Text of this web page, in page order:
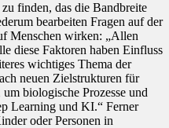
finden, das die Bandbreite
bearbeiten Fragen auf der
Menschen wirken: „Allen
diese Faktoren haben Einfluss
wichtiges Thema der
neuen Zielstrukturen für
biologische Prozesse und
Learning und KI.“ Ferner
oder Personen in